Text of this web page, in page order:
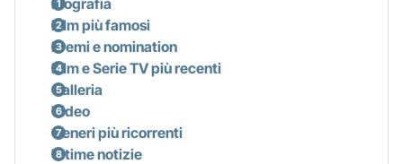
Film più famosi
Premi e nomination
Film e Serie TV più recenti
Galleria
Video
Generi più ricorrenti
Ultime notizie